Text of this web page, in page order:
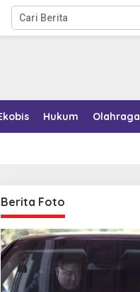
Hukum Olahraga
Berita Foto